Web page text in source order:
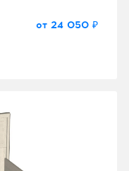
от 24 050 ₽